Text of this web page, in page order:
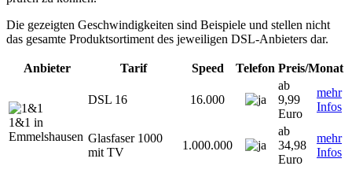
Die gezeigten Geschwindigkeiten sind Beispiele und stellen nicht
das gesamte Produktsortiment des jeweiligen DSL-Anbieters dar.
Anbieter Tarif Speed Telefon Preis/Monat
1&1 in
Emmelshausen
DSL 16 16.000
ab
9,99
Euro
mehr
Infos
Glasfaser 1000
mit TV
1.000.000
ab
34,98
Euro
mehr
Infos